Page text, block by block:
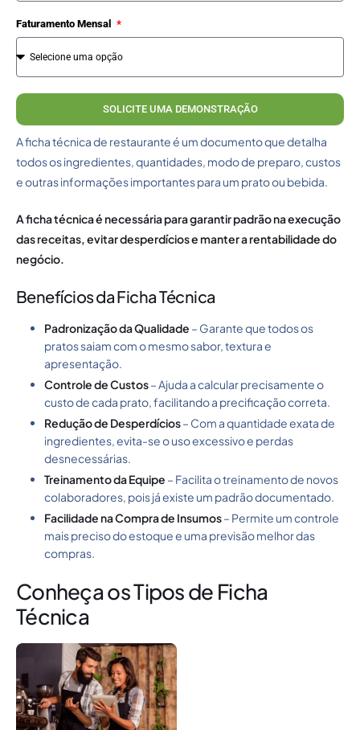
Faturamento Mensal
SOLICITE UMA DEMONSTRAÇÃO
A ficha técnica de restaurante é um documento que detalha
todos os ingredientes, quantidades, modo de preparo, custos
e outras informações importantes para um prato ou bebida.
A ficha técnica é necessária para garantir padrão na execução
das receitas, evitar desperdícios e manter a rentabilidade do
negócio.
Benefícios da Ficha Técnica
Padronização da Qualidade – Garante que todos os
pratos saiam com o mesmo sabor, textura e
apresentação.
Controle de Custos– Ajuda a calcular precisamente o
custo de cada prato, facilitando a precificação correta.
Redução de Desperdícios– Com a quantidade exata de
ingredientes, evita-se o uso excessivo e perdas
desnecessárias.
Treinamento da Equipe – Facilita o treinamento de novos
colaboradores, pois já existe um padrão documentado.
Facilidade na Compra de Insumos– Permite um controle
mais preciso do estoque e uma previsão melhor das
compras.
Conheça os Tipos de Ficha
Técnica